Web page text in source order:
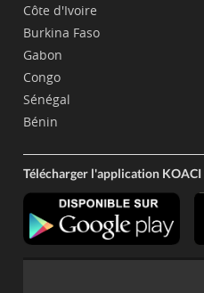
Côte d'Ivoire
Burkina Faso
Gabon
Congo
Sénégal
Bénin
Télécharger l'application KOACI